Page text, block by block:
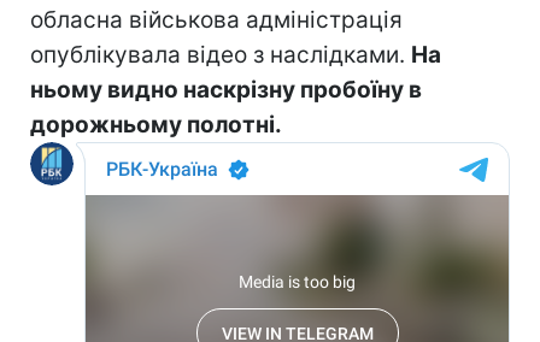
обласна військова адміністрація
опублікувала відео з наслідками. На
ньому видно наскрізну пробоїну в
дорожньому полотні.